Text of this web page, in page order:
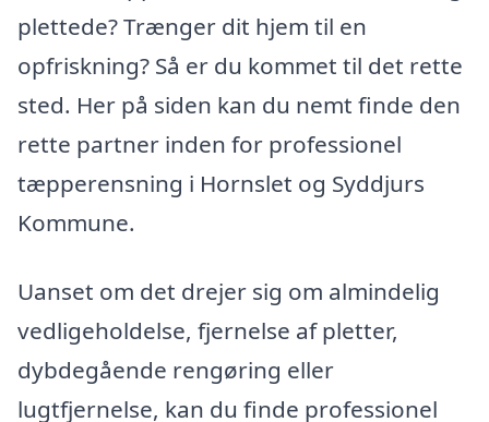
plettede? Trænger dit hjem til en
opfriskning? Så er du kommet til det rette
sted. Her på siden kan du nemt finde den
rette partner inden for professionel
tæpperensning i Hornslet og Syddjurs
Kommune.
Uanset om det drejer sig om almindelig
vedligeholdelse, fjernelse af pletter,
dybdegående rengøring eller
lugtfjernelse, kan du finde professionel